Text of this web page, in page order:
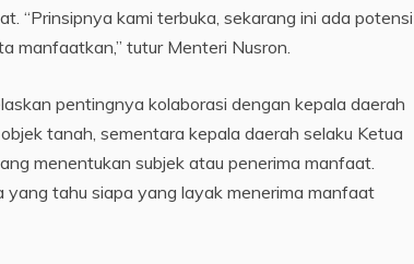
“Prinsipnya kami terbuka, sekarang ini ada potensi
manfaatkan,” tutur Menteri Nusron.
pentingnya kolaborasi dengan kepala daerah
tanah, sementara kepala daerah selaku Ketua
menentukan subjek atau penerima manfaat.
tahu siapa yang layak menerima manfaat